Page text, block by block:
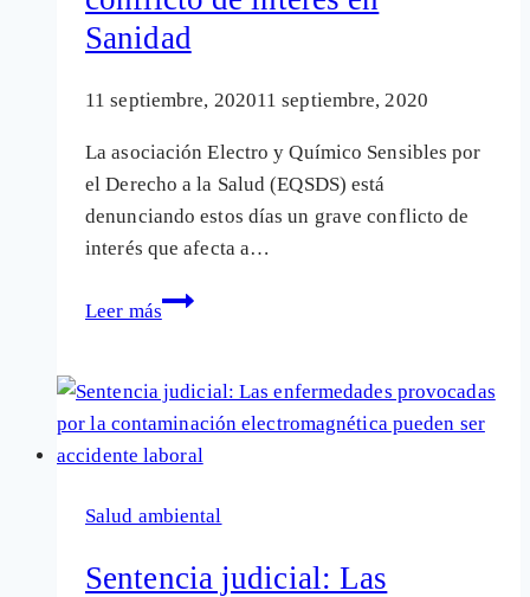
Sanidad
11 septiembre, 202011 septiembre, 2020
La asociación Electro y Químico Sensibles por
el Derecho a la Salud (EQSDS) está
denunciando estos días un grave conflicto de
interés que afecta a…
Leer más
Contaminación
conflicto
de
interés
Sanidad
Salud ambiental
Sentencia judicial: Las